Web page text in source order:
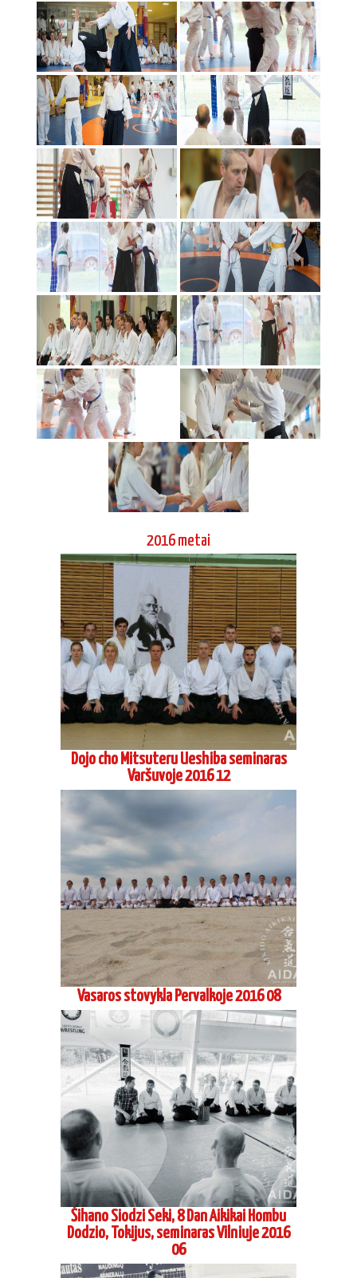
2016 metai
Dojo cho Mitsuteru Ueshiba seminaras
Varšuvoje 2016 12
Vasaros stovykla Pervalkoje 2016 08
Šihano Siodzi Seki, 8 Dan Aikikai Hombu
Dodzio, Tokijus, seminaras Vilniuje 2016
06